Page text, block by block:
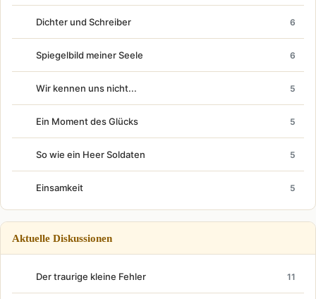
Dichter und Schreiber 6
Spiegelbild meiner Seele 6
Wir kennen uns nicht... 5
Ein Moment des Glücks 5
So wie ein Heer Soldaten 5
Einsamkeit 5
Aktuelle Diskussionen
Der traurige kleine Fehler 11